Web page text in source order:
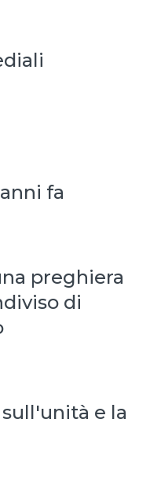
fa
preghiera
di
e la